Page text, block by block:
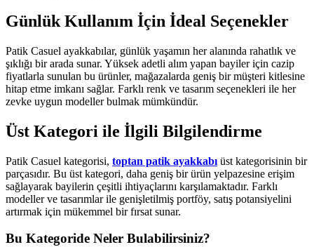
Günlük Kullanım İçin İdeal Seçenekler
Patik Casuel ayakkabılar, günlük yaşamın her alanında rahatlık ve
şıklığı bir arada sunar. Yüksek adetli alım yapan bayiler için cazip
fiyatlarla sunulan bu ürünler, mağazalarda geniş bir müşteri kitlesine
hitap etme imkanı sağlar. Farklı renk ve tasarım seçenekleri ile her
zevke uygun modeller bulmak mümkündür.
Üst Kategori ile İlgili Bilgilendirme
Patik Casuel kategorisi, toptan patik ayakkabı üst kategorisinin bir
parçasıdır. Bu üst kategori, daha geniş bir ürün yelpazesine erişim
sağlayarak bayilerin çeşitli ihtiyaçlarını karşılamaktadır. Farklı
modeller ve tasarımlar ile genişletilmiş portföy, satış potansiyelini
artırmak için mükemmel bir fırsat sunar.
Bu Kategoride Neler Bulabilirsiniz?